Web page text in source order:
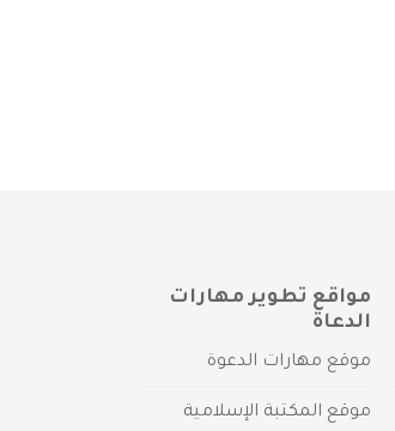
مواقع تطوير مهارات
الدعاة
موقع مهارات الدعوة
موقع المكتبة الإسلامية